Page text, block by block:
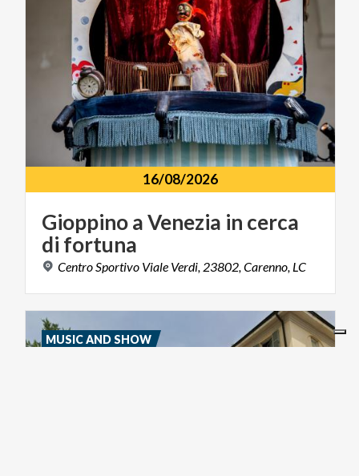
16/08/2026
GioppinoaVenezia in cerca
di fortuna
Centro Sportivo Viale Verdi, 23802, Carenno, LC
MUSIC AND SHOW